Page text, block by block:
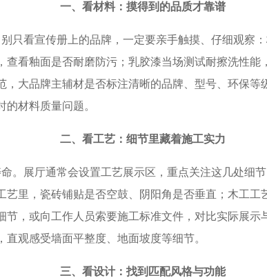
一、看材料：摸得到的品质才靠谱​
看宣传册上的品牌，一定要亲手触摸、仔细观察
查看釉面是否耐磨防污；乳胶漆当场测试耐擦洗性能
，大品牌主辅材是否标注清晰的品牌、型号、环保等
材料质量问题。​
二、看工艺：细节里藏着施工实力​
展厅通常会设置工艺展示区，重点关注这几处细
艺里，瓷砖铺贴是否空鼓、阴阳角是否垂直；木工工
节，或向工作人员索要施工标准文件，对比实际展
观感受墙面平整度、地面坡度等细节。​
三、看设计：找到匹配风格与功能​